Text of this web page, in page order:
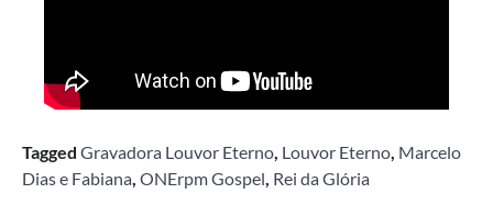
Tagged Gravadora Louvor Eterno, Louvor Eterno, Marcelo
Dias e Fabiana, ONErpm Gospel, Rei da Glória